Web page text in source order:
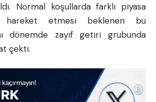
Normal koşullarda farklı piyasa
hareket etmesi beklenen bu
dönemde zayıf getiri grubunda
çekti.